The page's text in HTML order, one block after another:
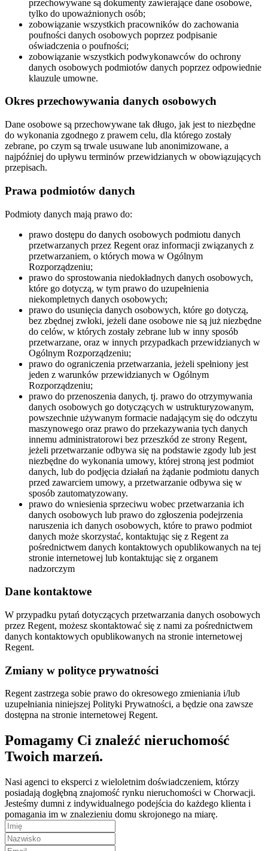
przechowywane są dokumenty zawierające dane osobowe,
tylko do upoważnionych osób;
zobowiązanie wszystkich pracowników do zachowania
poufności danych osobowych poprzez podpisanie
oświadczenia o poufności;
zobowiązanie wszystkich podwykonawców do ochrony
danych osobowych podmiotów danych poprzez odpowiednie
klauzule umowne.
Okres przechowywania danych osobowych
Dane osobowe są przechowywane tak długo, jak jest to niezbędne
do wykonania zgodnego z prawem celu, dla którego zostały
zebrane, po czym są trwale usuwane lub anonimizowane, a
najpóźniej do upływu terminów przewidzianych w obowiązujących
przepisach.
Prawa podmiotów danych
Podmioty danych mają prawo do:
prawo dostępu do danych osobowych podmiotu danych
przetwarzanych przez Regent oraz informacji związanych z
przetwarzaniem, o których mowa w Ogólnym
Rozporządzeniu;
prawo do sprostowania niedokładnych danych osobowych,
które go dotyczą, w tym prawo do uzupełnienia
niekompletnych danych osobowych;
prawo do usunięcia danych osobowych, które go dotyczą,
bez zbędnej zwłoki, jeżeli dane osobowe nie są już niezbędne
do celów, w których zostały zebrane lub w inny sposób
przetwarzane, oraz w innych przypadkach przewidzianych w
Ogólnym Rozporządzeniu;
prawo do ograniczenia przetwarzania, jeżeli spełniony jest
jeden z warunków przewidzianych w Ogólnym
Rozporządzeniu;
prawo do przenoszenia danych, tj. prawo do otrzymywania
danych osobowych go dotyczących w ustrukturyzowanym,
powszechnie używanym formacie nadającym się do odczytu
maszynowego oraz prawo do przekazywania tych danych
innemu administratorowi bez przeszkód ze strony Regent,
jeżeli przetwarzanie odbywa się na podstawie zgody lub jest
niezbędne do wykonania umowy, której stroną jest podmiot
danych, lub do podjęcia działań na żądanie podmiotu danych
przed zawarciem umowy, a przetwarzanie odbywa się w
sposób zautomatyzowany.
prawo do wniesienia sprzeciwu wobec przetwarzania ich
danych osobowych lub prawo do zgłoszenia podejrzenia
naruszenia ich danych osobowych, które to prawo podmiot
danych może skorzystać, kontaktując się z Regent za
pośrednictwem danych kontaktowych opublikowanych na tej
stronie internetowej lub kontaktując się z organem
nadzorczym
Dane kontaktowe
W przypadku pytań dotyczących przetwarzania danych osobowych
przez Regent, możesz skontaktować się z nami za pośrednictwem
danych kontaktowych opublikowanych na stronie internetowej
Regent.
Zmiany w polityce prywatności
Regent zastrzega sobie prawo do okresowego zmieniania i/lub
uzupełniania niniejszej Polityki Prywatności, a będzie ona zawsze
dostępna na stronie internetowej Regent.
Pomagamy Ci znaleźć nieruchomość
Twoich marzeń.
Nasi agenci to eksperci z wieloletnim doświadczeniem, którzy
posiadają dogłębną znajomość rynku nieruchomości w Chorwacji.
Jesteśmy dumni z indywidualnego podejścia do każdego klienta i
pomagania im w znalezieniu domu skrojonego na miarę.